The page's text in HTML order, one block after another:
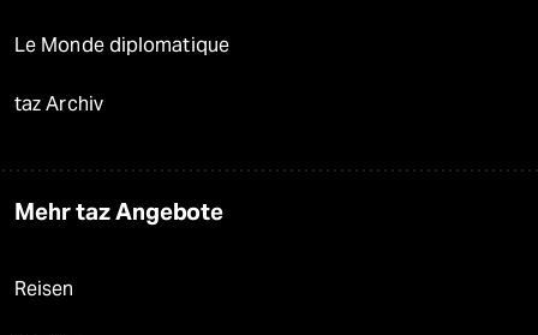
Le Monde diplomatique
taz Archiv
Mehr taz Angebote
Reisen